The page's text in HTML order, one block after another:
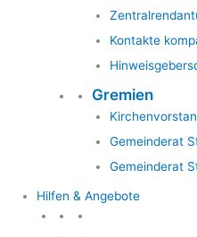
Kontakte
Gremien
Gemeinderat
Gemeinderat
Hilfen & Angebote